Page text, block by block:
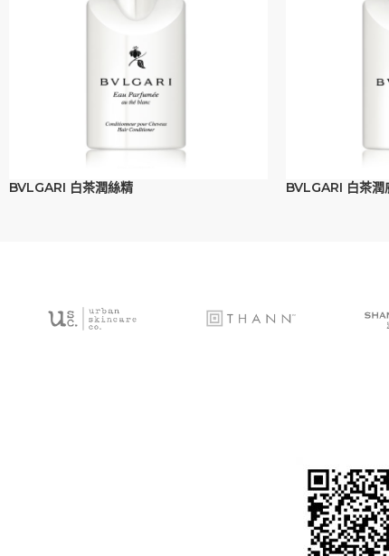
BVLGARI 白茶潤絲精 BVLGARI 白茶潤